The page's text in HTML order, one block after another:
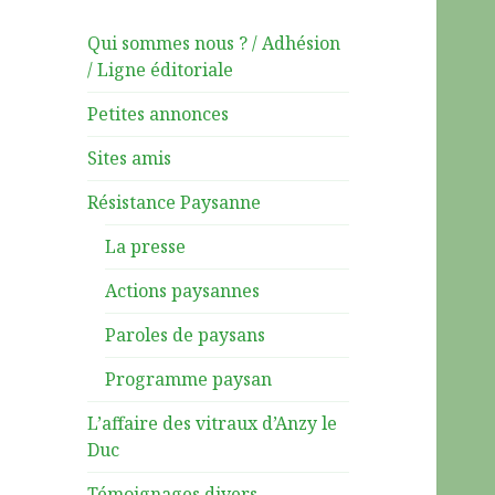
Qui sommes nous ? / Adhésion
/ Ligne éditoriale
Petites annonces
Sites amis
Résistance Paysanne
La presse
Actions paysannes
Paroles de paysans
Programme paysan
L’affaire des vitraux d’Anzy le
Duc